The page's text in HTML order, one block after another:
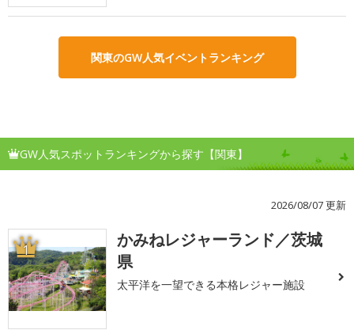
関東のGW人気イベントランキング
GW人気スポットランキングから探す【関東】
2026/08/07 更新
1
かみねレジャーランド／茨城
県
太平洋を一望できる本格レジャー施設